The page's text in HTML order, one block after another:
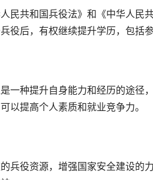
民共和国兵役法》和《中华人民
役后，有权继续提升学历，包括
一种提升自身能力和经历的途径
以提高个人素质和就业竞争力。
兵役资源，增强国家安全建设的